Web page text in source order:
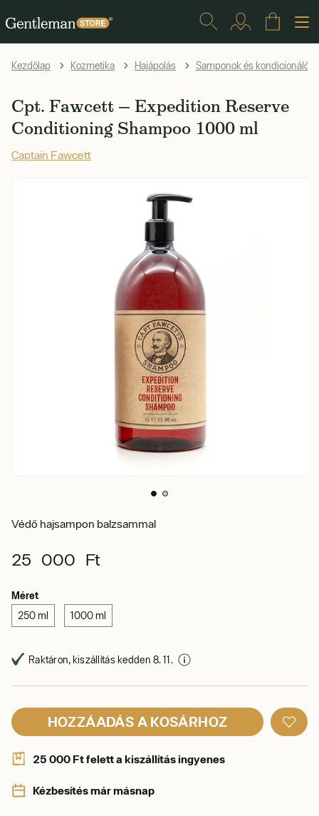
Kezdőlap Kozmetika Hajápolás Samponok és kondicionálók
Cpt. Fawcett — Expedition Reserve
Conditioning Shampoo 1000 ml
Captain Fawcett
Védő hajsampon balzsammal
25 000 Ft
Méret
250 ml 1000 ml
Raktáron, kiszállítás kedden 8. 11.
HOZZÁADÁS A KOSÁRHOZ
25 000 Ft felett a kiszállítás ingyenes
Kézbesítés már másnap